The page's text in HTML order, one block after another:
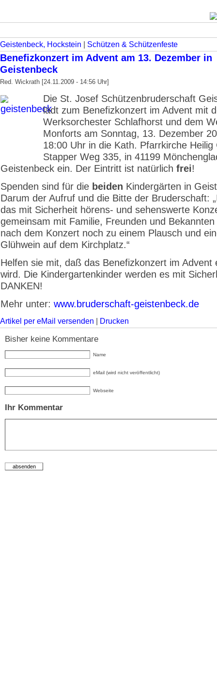
Geistenbeck, Hockstein Schützen & Schützenfeste
Benefizkonzert im Advent am 13. Dezember in
Geistenbeck
Red. Wickrath [24.11.2009 - 14:56 Uhr]
Die St. Josef Schützenbruderschaft
lädt zum Benefizkonzert im Advent mit
Werksorchester Schlafhorst und dem
Monforts am Sonntag, 13. Dezember
18:00 Uhr in die Kath. Pfarrkirche Heilig
Stapper Weg 335, in 41199
Geistenbeck ein. Der Eintritt ist natürlich frei!
Spenden sind für die beiden Kindergärten in
Darum der Aufruf und die Bitte der Bruderschaft:
das mit Sicherheit hörens- und sehenswerte
gemeinsam mit Familie, Freunden und
nach dem Konzert noch zu einem Plausch und
Glühwein auf dem Kirchplatz.“
Helfen sie mit, daß das Benefizkonzert im Advent
wird. Die Kindergartenkinder werden es mit
DANKEN!
Mehr unter: www.bruderschaft-geistenbeck.de
Artikel per eMail versenden Drucken
Bisher keine Kommentare
Name
eMail (wird nicht veröffentlicht)
Webseite
Ihr Kommentar